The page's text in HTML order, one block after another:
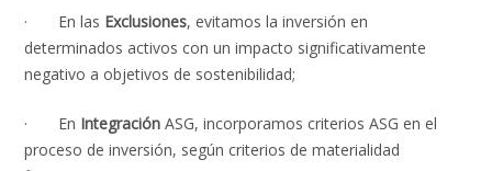
· En las Exclusiones, evitamos la inversión en
determinados activos con un impacto significativamente
negativo a objetivos de sostenibilidad;
· En Integración ASG, incorporamos criterios ASG en el
proceso de inversión, según criterios de materialidad